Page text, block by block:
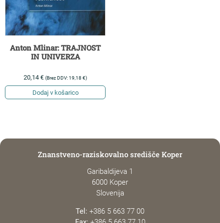
Anton Mlinar: TRAJNOST
IN UNIVERZA
20,14€ (Brez DDV:19,18€)
Dodaj v košarico
Znanstveno-raziskovalno središče Koper
Garibaldijeva 1
6000 Koper
Slovenija
Tel: +386 5 663 77 00